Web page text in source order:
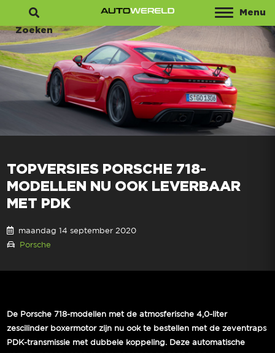
Menu
Zoeken
TOPVERSIES PORSCHE 718-
MODELLEN NU OOK LEVERBAAR
MET PDK
maandag 14 september 2020
Porsche
De Porsche 718-modellen met de atmosferische 4,0-liter
zescilinder boxermotor zijn nu ook te bestellen met de zeventraps
PDK-transmissie met dubbele koppeling. Deze automatische